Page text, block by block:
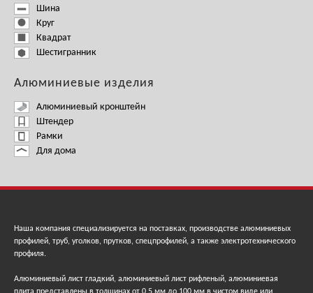
Шина
Круг
Квадрат
Шестигранник
Алюминиевые изделия
Алюминиевый кронштейн
Штендер
Рамки
Для дома
Наша компания специализируется на поставках, производстве алюминиевых
профилей, труб, уголков, прутков, спецпрофилей, а также электротехнического
профиля.
Алюминиевый лист гладкий, алюминиевый лист рифленый, алюминиевая